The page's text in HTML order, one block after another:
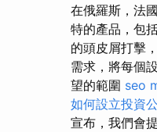
在俄羅斯，法
特的產品，包
的頭皮屑打擊
需求，將每個
望的範圍 seo
如何設立投資
宣布，我們會